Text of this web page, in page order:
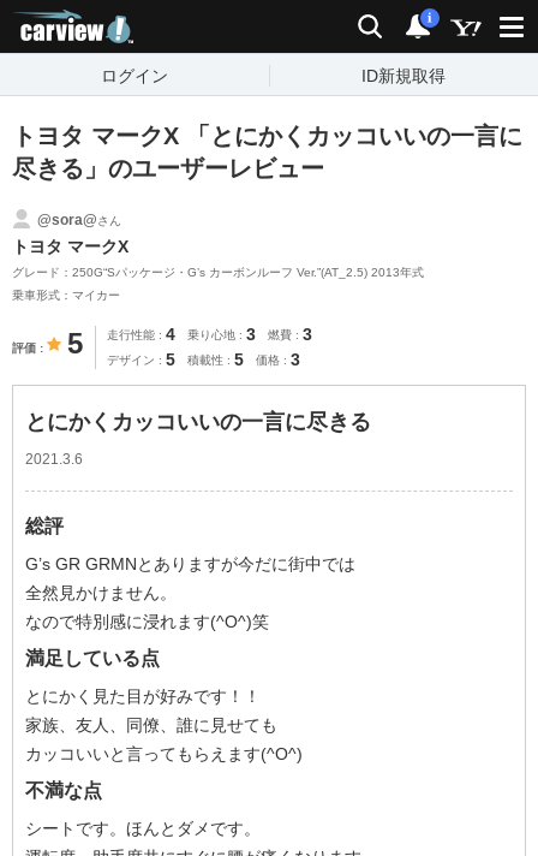
検索 通知
i
ログイン ID新規取得
トヨタ マークX 「とにかくカッコいいの一言に
尽きる」のユーザーレビュー
@sora@さん
トヨタ マークX
グレード：250G“Sパッケージ・G’s カーボンルーフ Ver.”(AT_2.5) 2013年式
乗車形式：マイカー
評価 5 走行性能 4 乗り心地 3 燃費 3
デザイン 5 積載性 5 価格 3
とにかくカッコいいの一言に尽きる
2021.3.6
総評
G’s GR GRMNとありますが今だに街中では
全然見かけません。
なので特別感に浸れます(^O^)笑
満足している点
とにかく見た目が好みです！！
家族、友人、同僚、誰に見せても
カッコいいと言ってもらえます(^O^)
不満な点
シートです。ほんとダメです。